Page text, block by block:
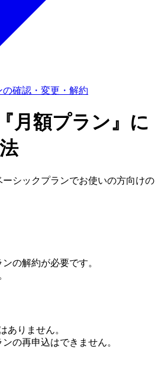
の確認・変更・解約
月額プラン』に
シックプランでお使いの方向けの
ンの解約が必要です。
。
ありません。
ンの再申込はできません。